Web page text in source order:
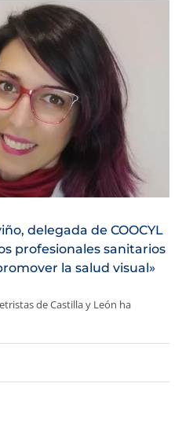
delegada de COOCYL
profesionales sanitarios
la salud visual»
de Castilla y León ha